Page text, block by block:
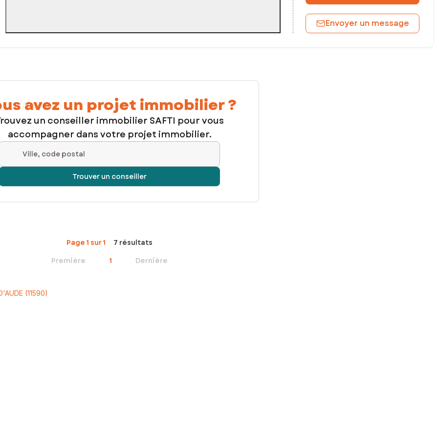
Envoyer un message
avez un projet immobilier ?
un conseiller immobilier SAFTI pour vous
accompagner dans votre projet immobilier.
Ville, code postal
Trouver un conseiller
Page 1 sur 1
7 résultats
Première
1 Dernière
(11590)